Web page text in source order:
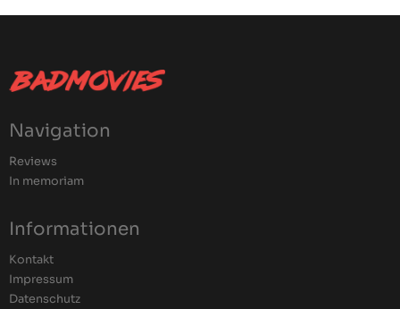
Navigation
Reviews
In memoriam
Informationen
Kontakt
Impressum
Datenschutz